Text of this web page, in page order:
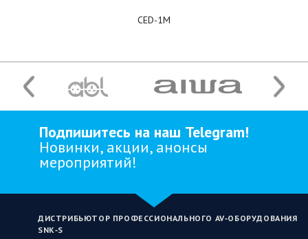
CED-1M
Подпишитесь на наш Telegram!
Новинки, акции, анонсы
мероприятий!
ДИСТРИБЬЮТОР ПРОФЕССИОНАЛЬНОГО AV‑ОБОРУДОВАНИЯ
SNK‑S